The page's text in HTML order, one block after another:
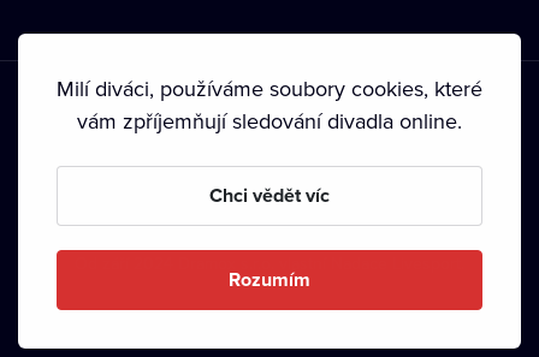
• Ochrana soukromí
Milí diváci, používáme soubory cookies, které
vám zpříjemňují sledování divadla online.
Chci vědět víc
Rozumím